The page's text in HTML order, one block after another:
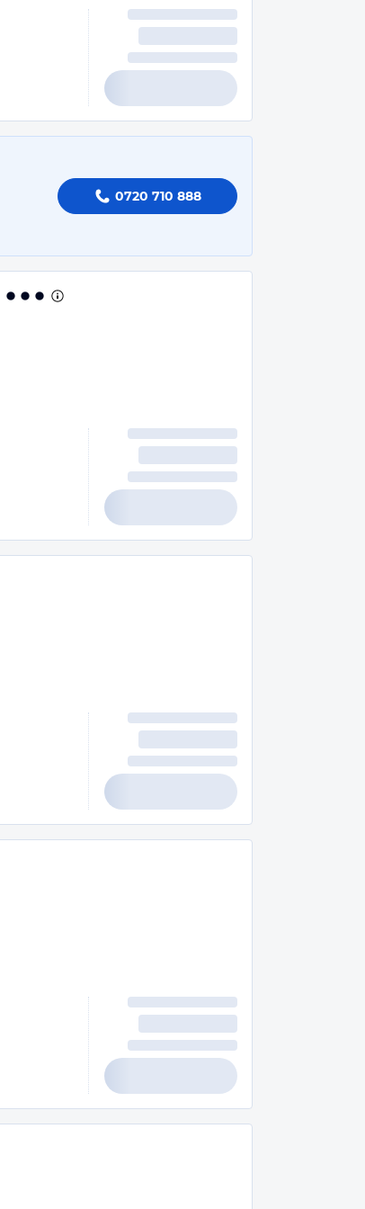
0720 710 888